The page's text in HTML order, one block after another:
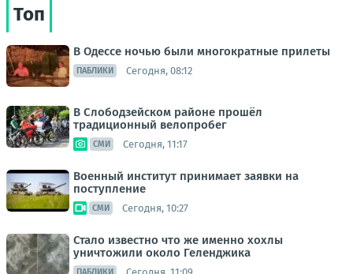
Топ
В Одессе ночью были многократные прилеты
ПАБЛИКИ Сегодня, 08:12
В Слободзейском районе прошёл
традиционный велопробег
СМИ Сегодня, 11:17
Военный институт принимает заявки на
поступление
СМИ Сегодня, 10:27
Стало известно что же именно хохлы
уничтожили около Геленджика